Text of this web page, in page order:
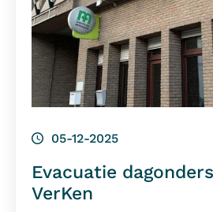
05-12-2025
Evacuatie
VerKen